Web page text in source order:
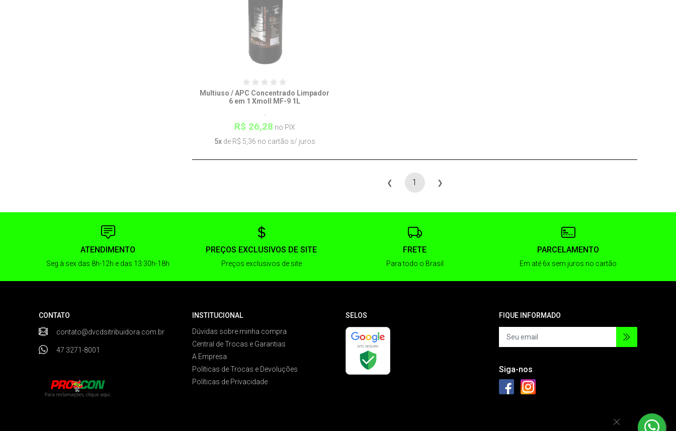
Multiuso / APC Concentrado Limpador
6 em 1 Xmoll MF-9 1L
R$ 26,28 no PIX
5xde R$ 5,36 no cartão s/ juros
❮ 1 ❯
ATENDIMENTO
Seg à sex das 8h-12h e das 13:30h-18h
PREÇOS EXCLUSIVOS DE SITE
Preços exclusivos de site
FRETE
Para todo o Brasil
PARCELAMENTO
Em até 6x sem juros no cartão
CONTATO
contato@dvcdsitribuidora.com.br
47 3271-8001
INSTITUCIONAL
Dúvidas sobre minha compra
Central de Trocas e Garantias
A Empresa
Políticas de Trocas e Devoluções
Políticas de Privacidade
SELOS FIQUE INFORMADO
Siga-nos